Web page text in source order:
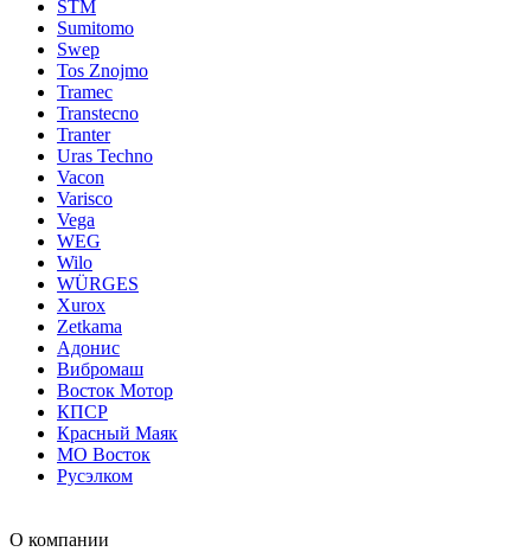
STM
Sumitomo
Swep
Tos Znojmo
Tramec
Transtecno
Tranter
Uras Techno
Vacon
Varisco
Vega
WEG
Wilo
WÜRGES
Xurox
Zetkama
Адонис
Вибромаш
Восток Мотор
КПСР
Красный Маяк
МО Восток
Русэлком
О компании